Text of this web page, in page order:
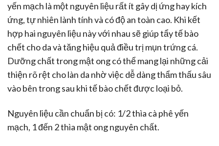
yến mạch là một nguyên liệu rất ít gây dị ứng hay kích
ứng, tự nhiên lành tính và có độ an toàn cao. Khi kết
hợp hai nguyên liệu này với nhau sẽ giúp tẩy tế bào
chết cho da và tăng hiệu quả điều trị mụn trứng cá.
Dưỡng chất trong mật ong có thể mang lại những cải
thiện rõ rệt cho làn da nhờ việc dễ dàng thẩm thấu sâu
vào bên trong sau khi tế bào chết được loại bỏ.
Nguyên liệu cần chuẩn bị có: 1/2 thìa cà phê yến
mạch, 1 đến 2 thìa mật ong nguyên chất.